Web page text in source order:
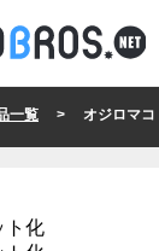
一覧 > オジロマコ
ト化